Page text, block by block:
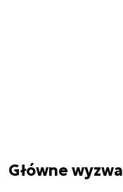
Główne